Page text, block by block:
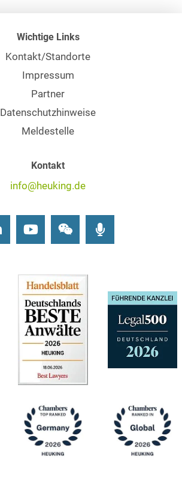
Wichtige Links
Kontakt/Standorte
Impressum
Partner
Datenschutzhinweise
Meldestelle
Kontakt
info@heuking.de
LinkedInYoutubeWechat